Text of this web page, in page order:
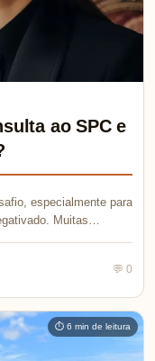
ao SPC e
especialmente para
Muitas…
💬 0
⏱ 6 min de leitura